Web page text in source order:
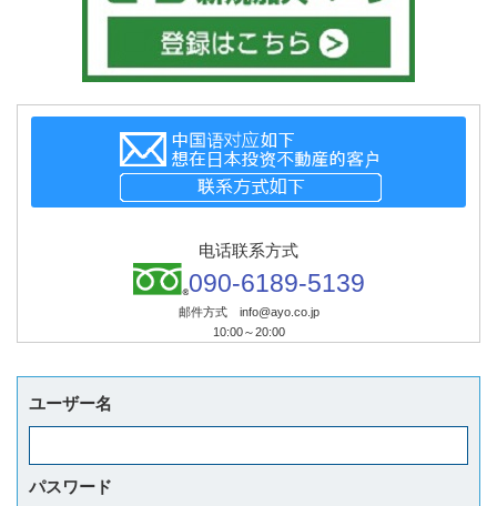
电话联系方式
090-6189-5139
邮件方式 info@ayo.co.jp
10:00～20:00
ユーザー名
パスワード